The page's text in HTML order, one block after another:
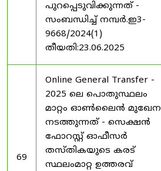
പുറപ്പെടുവിക്കുന്നത് -
സംബന്ധിച്ച് നമ്പർ.ഇ3-
9668/2024(1)
തീയതി:23.06.2025
69
Online General Transfer -
2025 ലെ പൊതുസ്ഥലം
മാറ്റം ഓൺലൈൻ മുഖേന
നടത്തുന്നത് - സെക്ഷൻ
ഫോറസ്റ്റ് ഓഫീസർ
തസ്തികയുടെ കരട്
സ്ഥലംമാറ്റ ഉത്തരവ്